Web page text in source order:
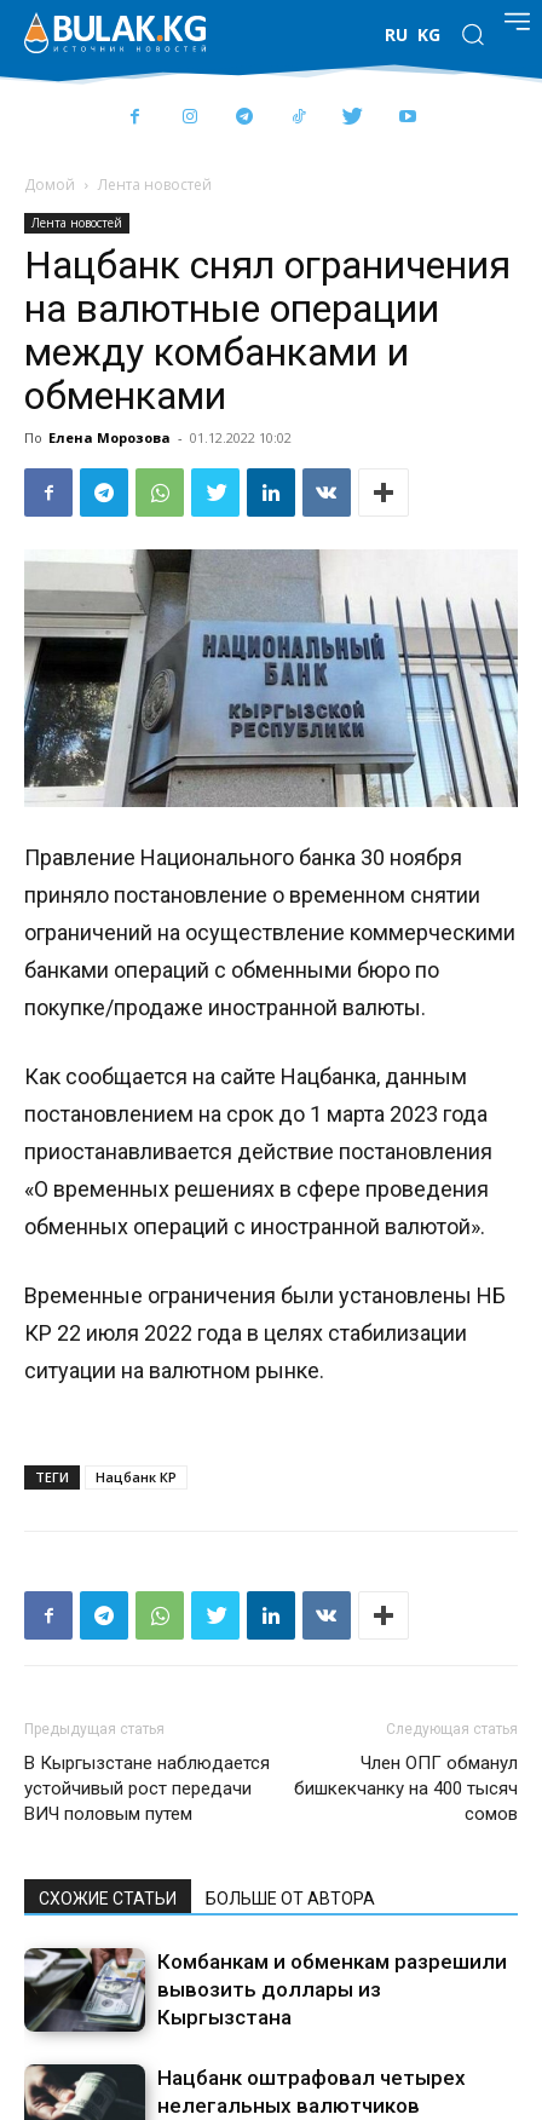
RU KG
Домой Лента новостей
Лента новостей
Нацбанк снял ограничения
на валютные операции
между комбанками и
обменками
По Елена Морозова - 01.12.2022 10:02
Правление Национального банка 30 ноября
приняло постановление о временном снятии
ограничений на осуществление коммерческими
банками операций с обменными бюро по
покупке/продаже иностранной валюты.
Как сообщается на сайте Нацбанка, данным
постановлением на срок до 1 марта 2023 года
приостанавливается действие постановления
«О временных решениях в сфере проведения
обменных операций с иностранной валютой».
Временные ограничения были установлены НБ
КР 22 июля 2022 года в целях стабилизации
ситуации на валютном рынке.
ТЕГИ Нацбанк КР
Предыдущая статья
В Кыргызстане наблюдается
устойчивый рост передачи
ВИЧ половым путем
Следующая статья
Член ОПГ обманул
бишкекчанку на 400 тысяч
сомов
СХОЖИЕ СТАТЬИ БОЛЬШЕ ОТ АВТОРА
Комбанкам и обменкам разрешили
вывозить доллары из
Кыргызстана
Нацбанк оштрафовал четырех
нелегальных валютчиков